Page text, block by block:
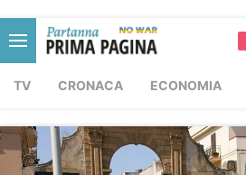
TV CRONACA ECONOMIA